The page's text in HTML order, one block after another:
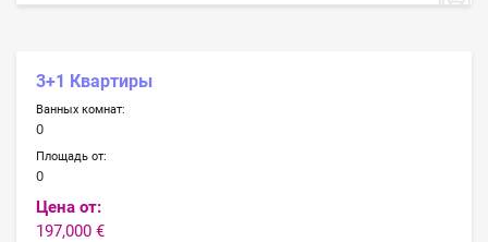
3+1 Квартиры
Ванных комнат:
0
Площадь от:
0
Цена от:
197,000 €